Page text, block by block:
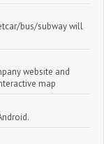
bus/subway will
website and
map